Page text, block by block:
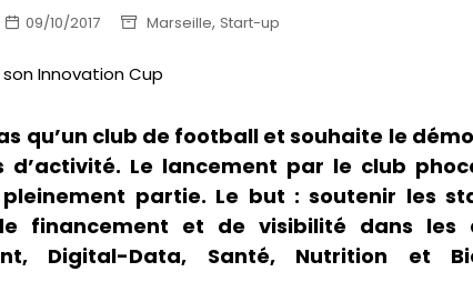
09/10/2017 Marseille, Start-up
qu’un club de football et souhaite le
d’activité. Le lancement par le club
partie. Le but : soutenir les
financement et de visibilité dans les
Digital-Data, Santé, Nutrition et